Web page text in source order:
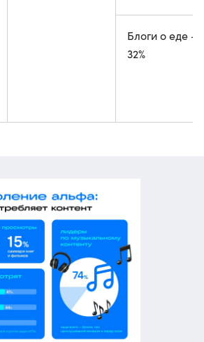
Блоги о еде —
32%